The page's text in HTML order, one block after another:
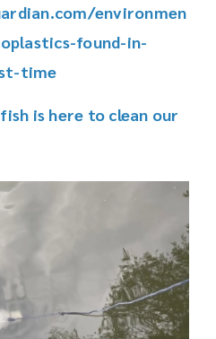
environmen
found-in-
time
is here to clean our